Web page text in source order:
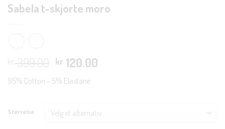
Sabela t-skjorte moro
Opprinnelig
pris
var:
kr 120.00
95% Cotton – 5% Elastane
Størrelse